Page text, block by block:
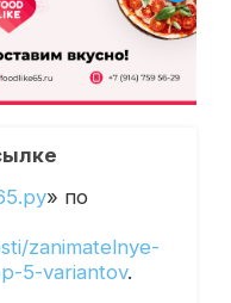
» по
zanimatelnye-
5-variantov.